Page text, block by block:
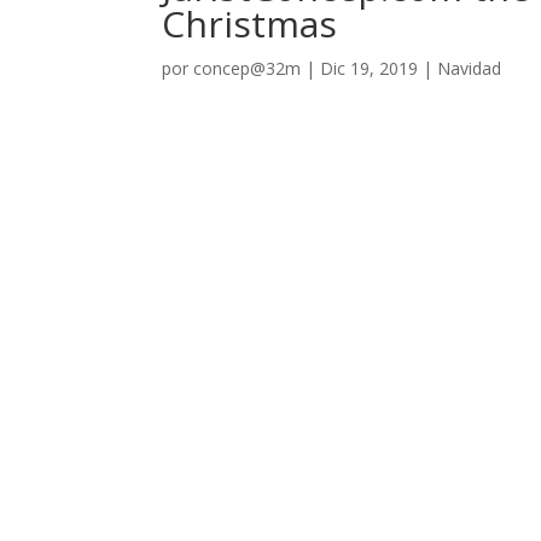
Christmas
por concep@32m | Dic 19, 2019 | Navidad